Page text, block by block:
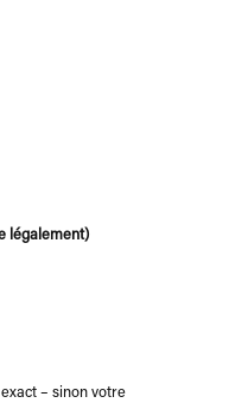
légalement)
– sinon votre